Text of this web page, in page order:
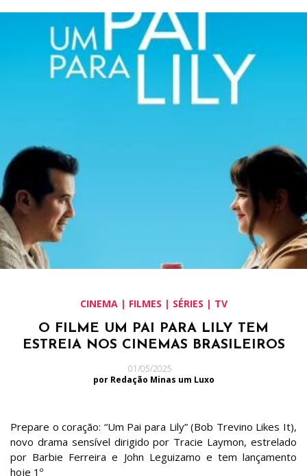
CINEMA | FILMES | SÉRIES | TV
O FILME UM PAI PARA LILY TEM
ESTREIA NOS CINEMAS BRASILEIROS
01/05/2025
por Redação Minas um Luxo
Prepare o coração: “Um Pai para Lily” (Bob Trevino Likes It),
novo drama sensível dirigido por Tracie Laymon, estrelado
por Barbie Ferreira e John Leguizamo e tem lançamento
hoje 1º